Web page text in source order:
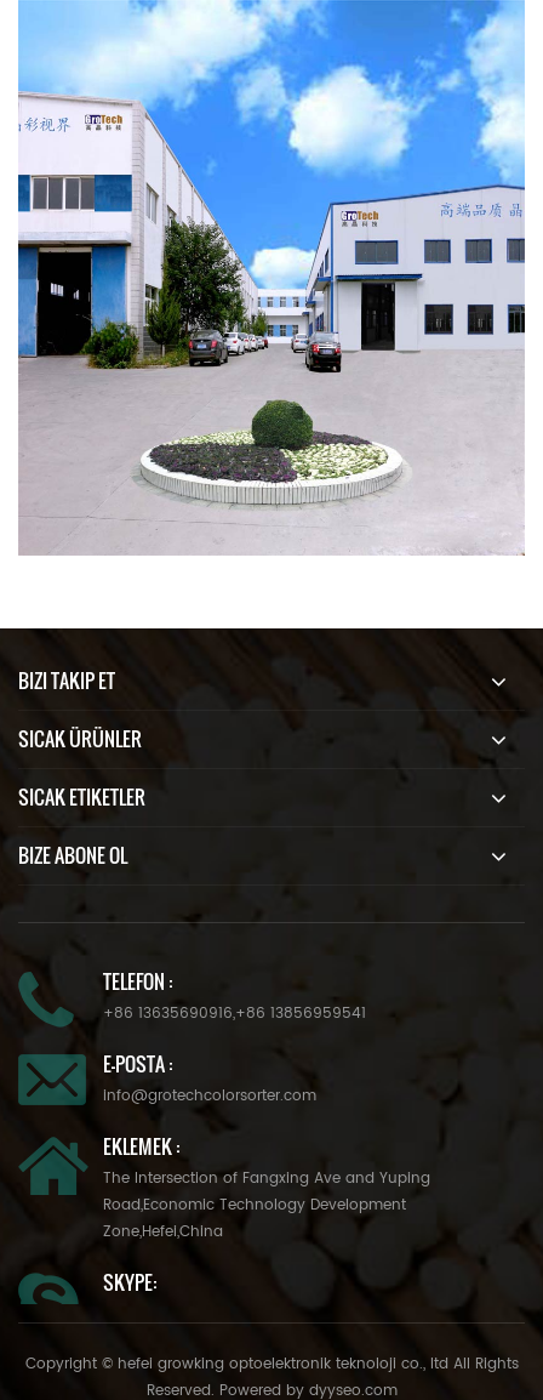
BIZI TAKIP ET
SICAK ÜRÜNLER
SICAK ETIKETLER
BIZE ABONE OL
TELEFON :
+86 13635690916,+86 13856959541
E-POSTA :
info@grotechcolorsorter.com
EKLEMEK :
The Intersection of Fangxing Ave and Yuping
Road,Economic Technology Development
Zone,Hefei,China
SKYPE:
Copyright © hefei growking optoelektronik teknoloji co., ltd All Rights
Reserved. Powered by dyyseo.com